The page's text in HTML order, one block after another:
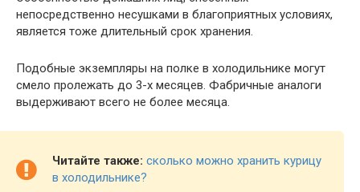
непосредственно несушками в благоприятных условиях,
является тоже длительный срок хранения.
Подобные экземпляры на полке в холодильнике могут
смело пролежать до 3-х месяцев. Фабричные аналоги
выдерживают всего не более месяца.
Читайте также: сколько можно хранить курицу
в холодильнике?